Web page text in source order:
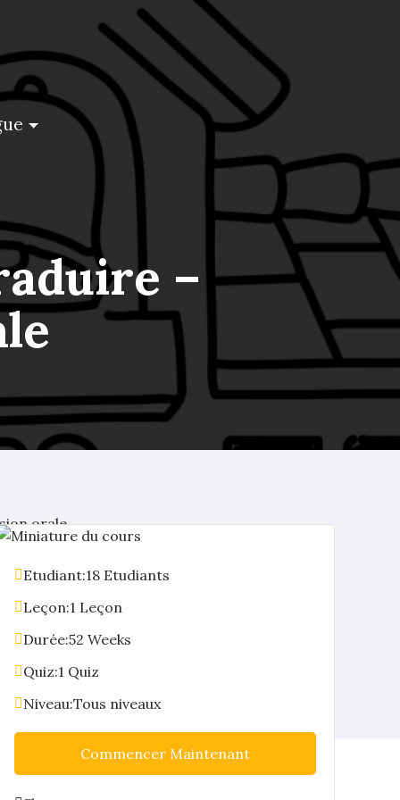
–
orale
Etudiant:18 Etudiants
Leçon:1 Leçon
Durée:52 Weeks
Quiz:1 Quiz
Niveau:Tous niveaux
Commencer Maintenant